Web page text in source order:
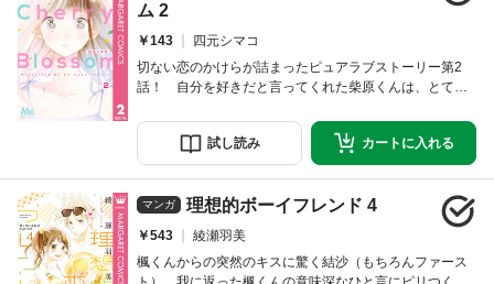
ム 2
￥143
四元シマコ
切ない恋のかけらが詰まったピュアラブストーリー第2
話！ 自分を好きだと言ってくれた柴原くんは、とても
めることにしたれなこは、親友のアイと柴原くんの3人で
水族館に出かけるけど…？
試し読み カートに入れる
マンガ 理想的ボーイフレンド 4
￥543
綾瀬羽美
楓くんからの突然のキスに驚く結沙（もちろんファース